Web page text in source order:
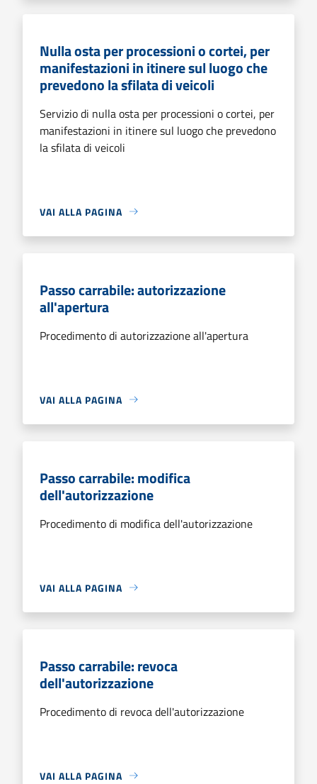
Nulla osta per processioni o cortei, per
manifestazioni in itinere sul luogo che
prevedono la sfilata di veicoli
Servizio di nulla osta per processioni o cortei, per
manifestazioni in itinere sul luogo che prevedono
la sfilata di veicoli
VAI ALLA PAGINA
Passo carrabile: autorizzazione
all'apertura
Procedimento di autorizzazione all'apertura
VAI ALLA PAGINA
Passo carrabile: modifica
dell'autorizzazione
Procedimento di modifica dell'autorizzazione
VAI ALLA PAGINA
Passo carrabile: revoca
dell'autorizzazione
Procedimento di revoca dell'autorizzazione
VAI ALLA PAGINA